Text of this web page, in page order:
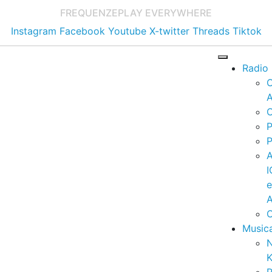
FREQUENZEPLAY EVERYWHERE
Instagram Facebook Youtube X-twitter Threads Tiktok
Radio
e